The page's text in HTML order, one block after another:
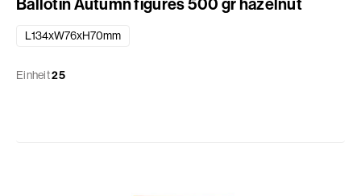
L134xW76xH70mm
Einheit25